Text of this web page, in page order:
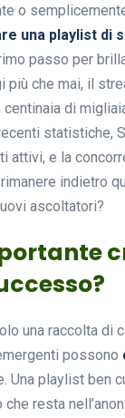
o
una playlist di
passo per
più che mai, il
di
statistiche,
attivi, e la
indietro
ascoltatori?
una raccolta di
possono
Una playlist ben
resta